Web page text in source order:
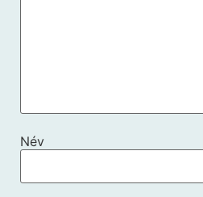
Név